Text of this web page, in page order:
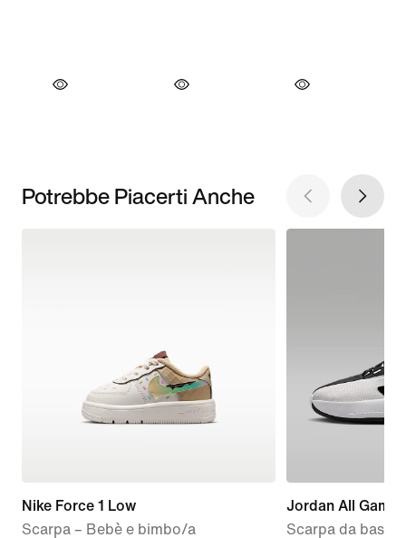
Potrebbe Piacerti Anche
Nike Force 1 Low
Scarpa – Bebè e bimbo/a
Jordan All Game
Scarpa da